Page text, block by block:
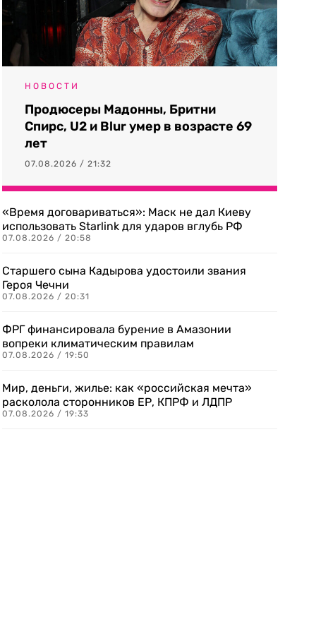
НОВОСТИ
Продюсеры Мадонны, Бритни
Спирс, U2 и Blur умер в возрасте 69
лет
07.08.2026 / 21:32
«Время договариваться»: Маск не дал Киеву
использовать Starlink для ударов вглубь РФ
07.08.2026 / 20:58
Старшего сына Кадырова удостоили звания
Героя Чечни
07.08.2026 / 20:31
ФРГ финансировала бурение в Амазонии
вопреки климатическим правилам
07.08.2026 / 19:50
Мир, деньги, жилье: как «российская мечта»
расколола сторонников ЕР, КПРФ и ЛДПР
07.08.2026 / 19:33